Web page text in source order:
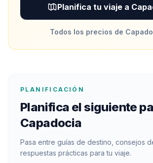
Planifica tu viaje a
Todos los precios de
PLANIFICACIÓN
Planifica el siguiente
Capadocia
Pasa entre guías de destino, consejos
respuestas prácticas para tu viaje.